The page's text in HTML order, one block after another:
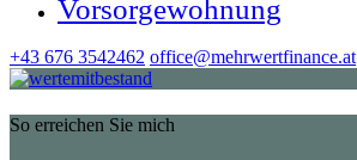
Vorsorgewohnung
+43 676 3542462 office@mehrwertfinance.at
So erreichen Sie mich